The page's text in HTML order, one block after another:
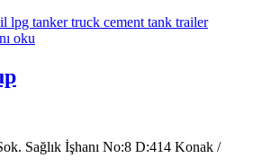
lpg tanker truck cement tank trailer
oku
Sağlık İşhanı No:8 D:414 Konak /